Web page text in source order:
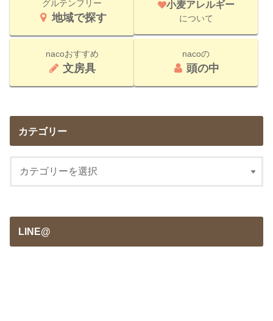
グルテンフリー
地域で探す
小麦アレルギー
について
nacoおすすめ
文房具
nacoの
頭の中
カテゴリー
LINE@